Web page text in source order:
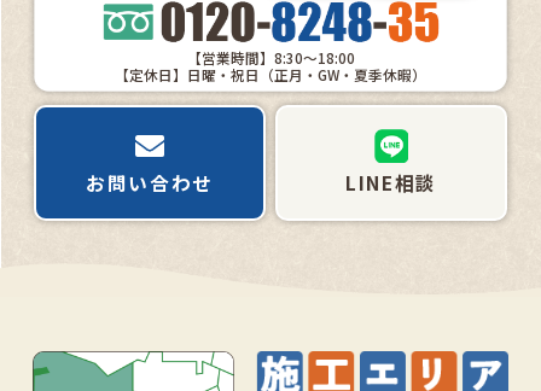
【営業時間】8:30～18:00
【定休日】日曜・祝日（正月・GW・夏季休暇）
お問い合わせ LINE相談